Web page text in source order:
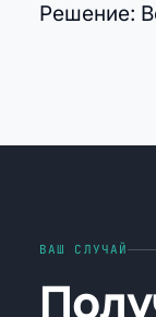
Решение:
ВАШ СЛУЧАЙ